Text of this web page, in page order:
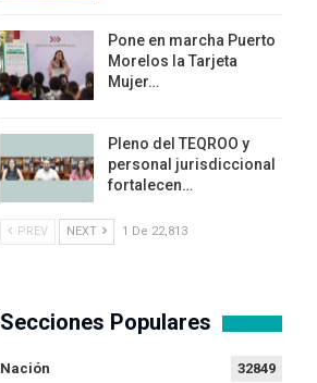
Pone en marcha Puerto
Morelos la Tarjeta
Mujer…
Pleno del TEQROO y
personal jurisdiccional
fortalecen…
PREV NEXT 1 De 22,813
Secciones Populares
Nación 32849